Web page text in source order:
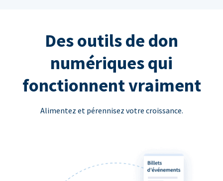
Des outils de don
numériques qui
fonctionnent vraiment
Alimentez et pérennisez votre croissance.